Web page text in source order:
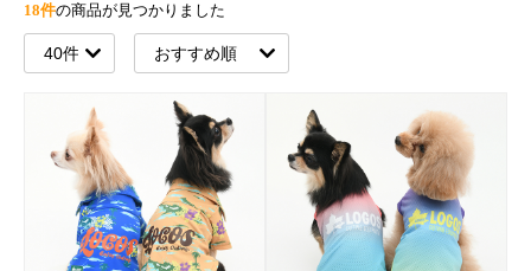
18件の商品が見つかりました